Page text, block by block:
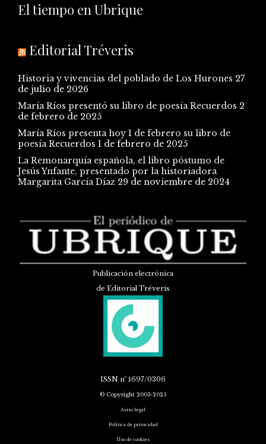
El tiempo en Ubrique
Editorial Tréveris
Historia y vivencias del poblado de Los Hurones 27
de julio de 2026
María Ríos presentó su libro de poesía Recuerdos 2
de febrero de 2025
María Ríos presenta hoy 1 de febrero su libro de
poesía Recuerdos 1 de febrero de 2025
La Remonarquía española, el libro póstumo de
Jesús Ynfante, presentado por la historiadora
Margarita García Díaz 29 de noviembre de 2024
Publicación electrónica
de Editorial Tréveris
ISSN nº 1697/0306
© Copyright 2003-2025
Aviso legal
Política de privacidad
Uso de cookies